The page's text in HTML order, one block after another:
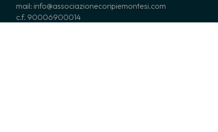
mail: info@associazionecoripiemontesi.com
c.f. 90006900014